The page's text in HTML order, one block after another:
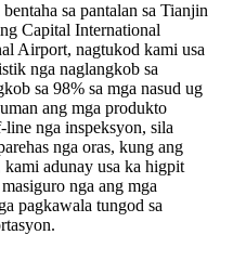
sa pantalan sa Tianjin
Capital International
Airport, nagtukod kami usa
nga naglangkob sa
sa 98% sa mga nasud ug
ang mga produkto
nga inspeksyon, sila
nga oras, kung ang
adunay usa ka higpit
nga ang mga
pagkawala tungod sa